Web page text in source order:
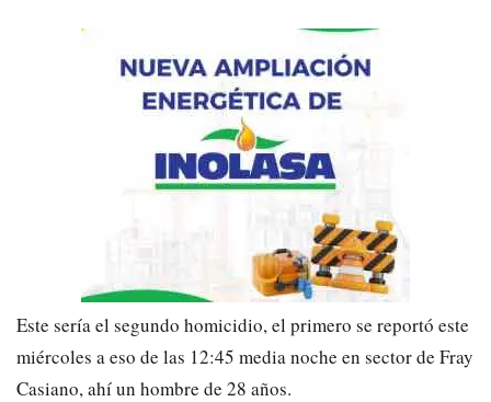
Este sería el segundo homicidio, el primero se reportó este
miércoles a eso de las 12:45 media noche en sector de Fray
Casiano, ahí un hombre de 28 años.